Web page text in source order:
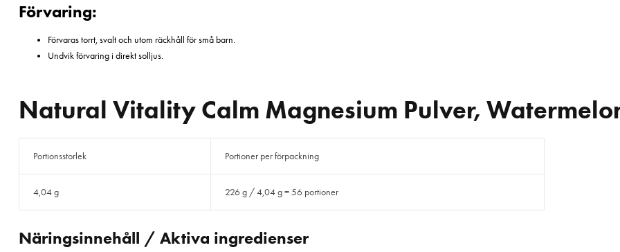
Förvaring:
Förvaras torrt, svalt och utom räckhåll för små barn.
Undvik förvaring i direkt solljus.
Natural Vitality Calm Magnesium Pulver,
Portionsstorlek Portioner per förpackning
4,04 g 226 g / 4,04 g = 56 portioner
Näringsinnehåll / Aktiva ingredienser